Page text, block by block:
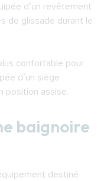
d’un revêtement
de glissade durant le
confortable pour
d’un siège
position assise.
baignoire
destiné